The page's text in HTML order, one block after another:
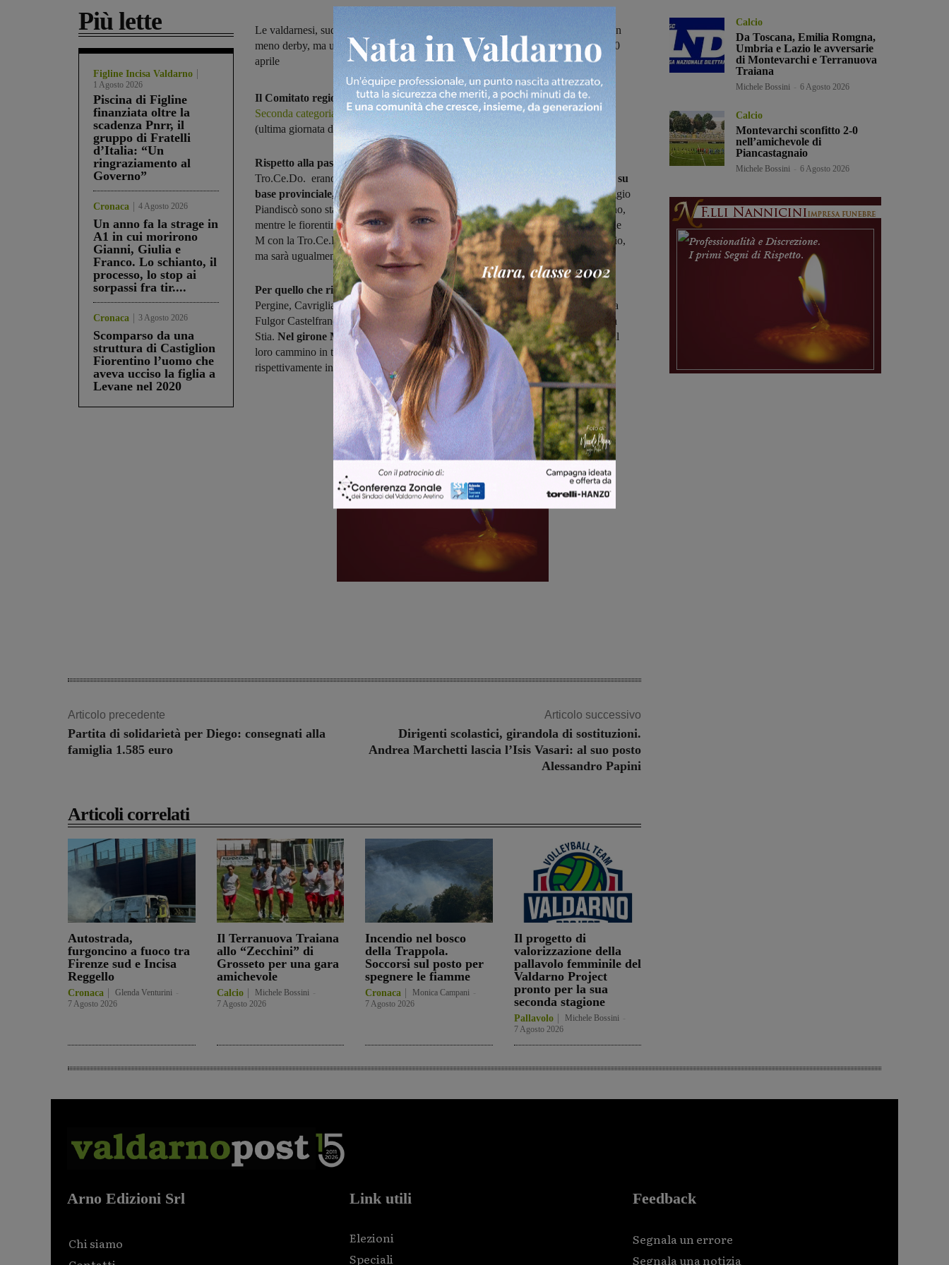
Più lette
Figline Incisa Valdarno
1 Agosto 2026
Piscina di Figline
finanziata oltre la
scadenza Pnrr, il
gruppo di Fratelli
d’Italia: “Un
ringraziamento al
Governo”
Cronaca 4 Agosto 2026
Un anno fa la strage in
A1 in cui morirono
Gianni, Giulia e
Franco. Lo schianto, il
processo, lo stop ai
sorpassi fra tir....
Cronaca 3 Agosto 2026
Scomparso da una
struttura di Castiglion
Fiorentino l’uomo che
aveva ucciso la figlia a
Levane nel 2020
Le valdarnesi, suddivise fra girone L e girone M, sono pronte per una stagione con
meno derby, ma ugualmente combattuta. Si parte il 18 settembre per chiudere il 30
aprile
Il Comitato regionaleha pubblicato il calendario per quello che riguarda la
Seconda categoria, consemaforo verde il 18 settembre e termine il 30 aprile
(ultima giornata di andata domenica 8 gennaio, al rientro dalla pausa natalizia).
Rispetto alla passata stagione,quando tutte la squadre valdarnesi tranne la
Tro.Ce.Do. erano state inserite nel girone L, quest'anno c'è stata una separazione
su
base provinciale,per cui le aretine Pergine, Fulgor Castelfranco, Cavriglia e Vaggio
Piandiscò sono state confermate nel girone Ldove militerà anche il Badia Agnano,
mentre le fiorentine Atletico Figline e San Clemente sono state dirottare nel girone
M con la Tro.Ce.Do. e quindi ci saranno meno derby fra squadre del comprensorio,
ma sarà ugualmente (come tradizione)un campionato combattuto.
Per quello che riguarda la prima giornata, nel girone L debuttano in casa
Pergine, Cavriglia e Vaggio Piandiscò contro Rassina, Tuscar e Pieve al Toppo, la
Fulgor Castelfranco invece sarà a Palazzo del Pero mentre il Badia Agnano sarà a
Stia. Nel girone M prima in casa per la Tro.Ce.Do. contro il Pelago, inizieranno il
loro cammino in trasferta l'Atletico Figline e il San Clemente, di scena
rispettivamente in casa del San Godenzo e della Ludus '90.
Articolo precedente
Partita di solidarietà per Diego: consegnati alla
famiglia 1.585 euro
Articolo successivo
Dirigenti scolastici, girandola di sostituzioni.
Andrea Marchetti lascia l’Isis Vasari: al suo posto
Alessandro Papini
Articoli correlati
Autostrada,
furgoncino a fuoco tra
Firenze sud e Incisa
Reggello
Cronaca Glenda Venturini
7 Agosto 2026
Il Terranuova Traiana
allo “Zecchini” di
Grosseto per una gara
amichevole
Calcio Michele Bossini
7 Agosto 2026
Incendio nel bosco
della Trappola.
Soccorsi sul posto per
spegnere le fiamme
Cronaca Monica Campani
7 Agosto 2026
Il progetto di
valorizzazione della
pallavolo femminile del
Valdarno Project
pronto per la sua
seconda stagione
Pallavolo Michele Bossini
7 Agosto 2026
Calcio
Da Toscana, Emilia Romgna,
Umbria e Lazio le avversarie
di Montevarchi e Terranuova
Traiana
Michele Bossini 6 Agosto 2026
Calcio
Montevarchi sconfitto 2-0
nell’amichevole di
Piancastagnaio
Michele Bossini 6 Agosto 2026
Arno Edizioni Srl
Chi siamo
Link utili
Elezioni
Speciali
Feedback
Segnala un errore
Segnala una notizia